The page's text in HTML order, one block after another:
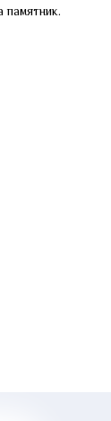
памятник.